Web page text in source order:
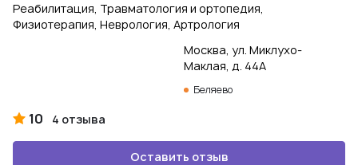
Реабилитация, Травматология и ортопедия,
Физиотерапия, Неврология, Артрология
Москва, ул. Миклухо-
Маклая, д. 44А
Беляево
10 4 отзыва
Оставить отзыв